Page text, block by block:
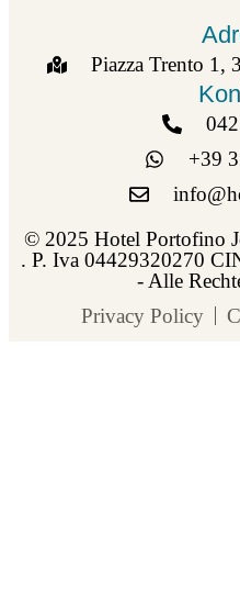
Piazza Trento 1,
+39
© 2025 Hotel Portofino
. P. Iva 04429320270
- Alle
Privacy Policy